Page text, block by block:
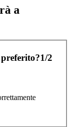
a
1/2